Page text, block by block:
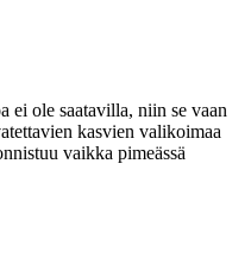
ei ole saatavilla, niin se vaan
kasvien valikoimaa
vaikka pimeässä